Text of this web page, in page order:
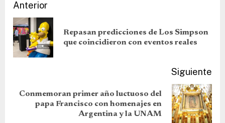
Anterior
Repasan predicciones de Los Simpson
que coincidieron con eventos reales
Siguiente
Conmemoran primer año luctuoso del
papa Francisco con homenajes en
Argentina y la UNAM